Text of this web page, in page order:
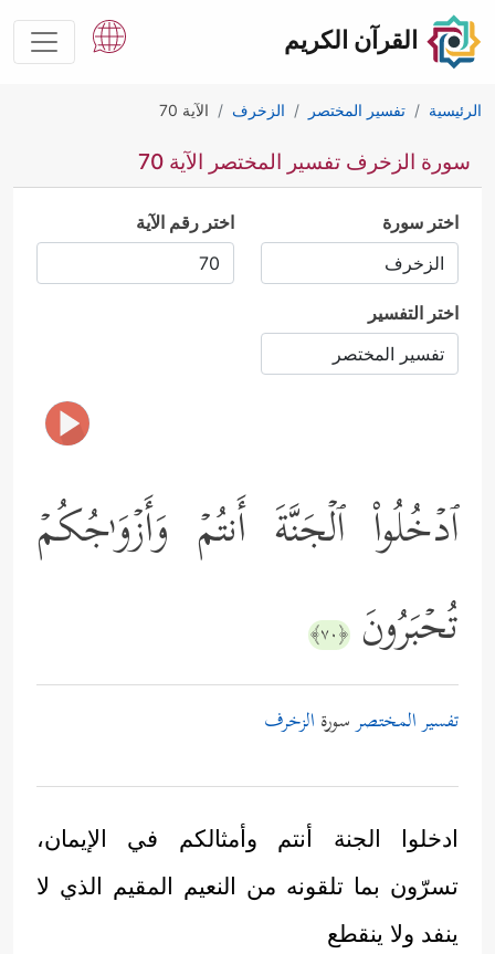
القرآن الكريم
الرئيسية تفسير المختصر الزخرف الآية 70
سورة الزخرف تفسير المختصر الآية 70
اختر سورة اختر رقم الآية
اختر التفسير
ٱدۡخُلُواْ ٱلۡجَنَّةَ أَنتُمۡ وَأَزۡوَ ٰ⁠جُكُمۡ
تُحۡبَرُونَ ﴿٧٠﴾
تفسير المختصرسورة الزخرف
ادخلوا الجنة أنتم وأمثالكم في الإيمان،
تسرّون بما تلقونه من النعيم المقيم الذي لا
ينفد ولا ينقطع